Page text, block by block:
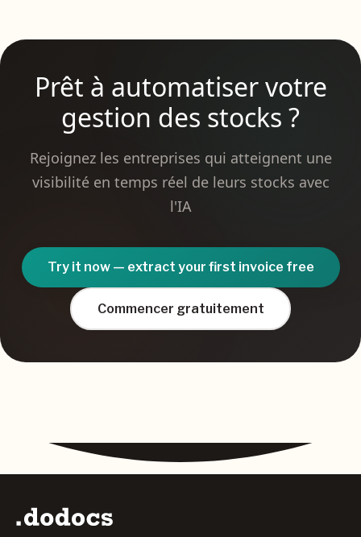
Prêt à automatiser votre
gestion des stocks ?
Rejoignez les entreprises qui atteignent une
visibilité en temps réel de leurs stocks avec
l'IA
Try it now — extract your first invoice free
Commencer gratuitement